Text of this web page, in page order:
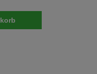
gewünschten